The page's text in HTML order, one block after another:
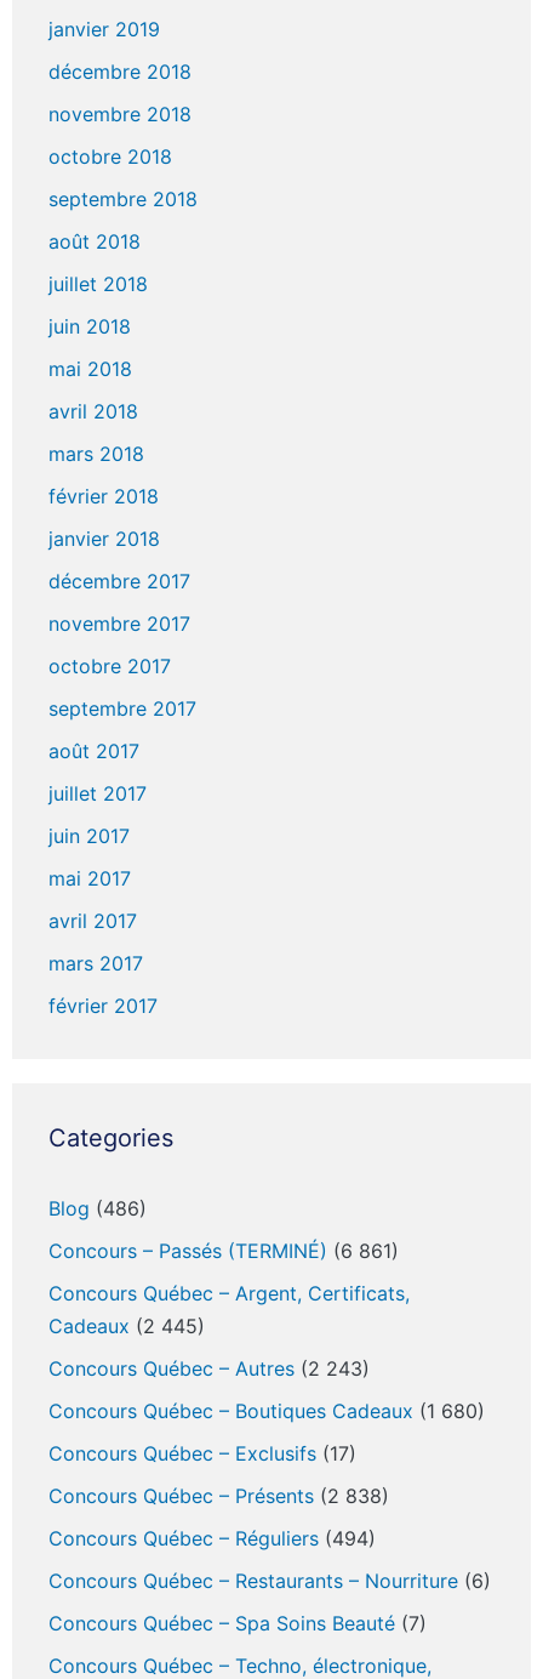
janvier 2019
décembre 2018
novembre 2018
octobre 2018
septembre 2018
août 2018
juillet 2018
juin 2018
mai 2018
avril 2018
mars 2018
février 2018
janvier 2018
décembre 2017
novembre 2017
octobre 2017
septembre 2017
août 2017
juillet 2017
juin 2017
mai 2017
avril 2017
mars 2017
février 2017
Categories
Blog (486)
Concours – Passés (TERMINÉ) (6 861)
Concours Québec – Argent, Certificats,
Cadeaux (2 445)
Concours Québec – Autres (2 243)
Concours Québec – Boutiques Cadeaux (1 680)
Concours Québec – Exclusifs (17)
Concours Québec – Présents (2 838)
Concours Québec – Réguliers (494)
Concours Québec – Restaurants – Nourriture (6)
Concours Québec – Spa Soins Beauté (7)
Concours Québec – Techno, électronique,